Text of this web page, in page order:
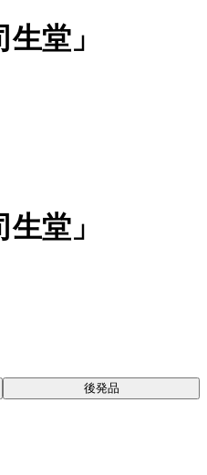
堂」
堂」
後発品